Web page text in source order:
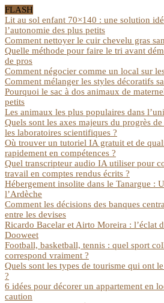
FLASH
Lit au sol enfant 70×140 : une solution
l’autonomie des plus petits
Comment nettoyer le cuir chevelu gras
Quelle méthode pour faire le tri avant
de pros
Comment négocier comme un local sur
Comment mélanger les styles décoratifs
Pourquoi le sac à dos animaux de
petits
Les animaux les plus populaires dans
Quels sont les axes majeurs du progrès
les laboratoires scientifiques ?
Où trouver un tutoriel IA gratuit et de
rapidement en compétences ?
Quel transcripteur audio IA utiliser pour
travail en comptes rendus écrits ?
Hébergement insolite dans le Tanargue :
l’Ardèche
Comment les décisions des banques
entre les devises
Ricardo Bacelar et Airto Moreira : l’éclat
Dooweet
Football, basketball, tennis : quel sport
correspond vraiment ?
Quels sont les types de tourisme qui ont
?
6 idées pour décorer un appartement en
caution